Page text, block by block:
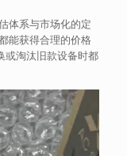
体系与市场化的定
能获得合理的价格
或淘汰旧款设备时都